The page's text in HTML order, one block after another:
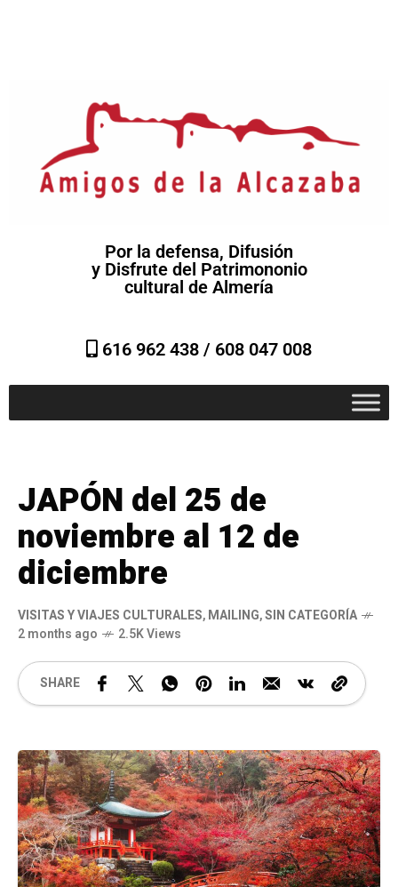
Por la defensa, Difusión
y Disfrute del Patrimononio
cultural de Almería
616 962 438 / 608 047 008
JAPÓN del 25 de
noviembre al 12 de
diciembre
VISITAS Y VIAJES CULTURALES,MAILING,SIN CATEGORÍA
2 months ago
2.5K Views
SHARE